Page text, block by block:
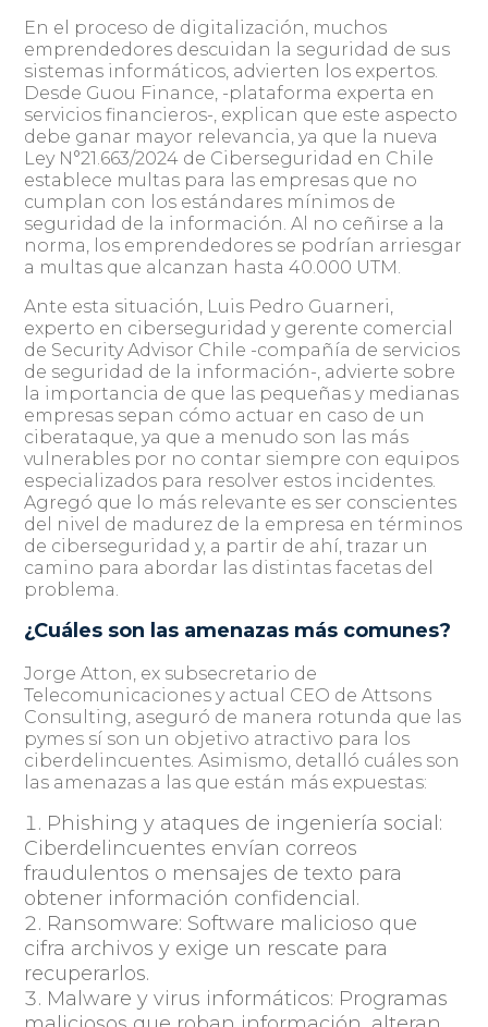
En el proceso de digitalización, muchos
emprendedores descuidan la seguridad de sus
sistemas informáticos, advierten los expertos.
Desde Guou Finance, -plataforma experta en
servicios financieros-, explican que este aspecto
debe ganar mayor relevancia, ya que la nueva
Ley N°21.663/2024 de Ciberseguridad en Chile
establece multas para las empresas que no
cumplan con los estándares mínimos de
seguridad de la información. Al no ceñirse a la
norma, los emprendedores se podrían arriesgar
a multas que alcanzan hasta 40.000 UTM.
Ante esta situación, Luis Pedro Guarneri,
experto en ciberseguridad y gerente comercial
de Security Advisor Chile -compañía de servicios
de seguridad de la información-, advierte sobre
la importancia de que las pequeñas y medianas
empresas sepan cómo actuar en caso de un
ciberataque, ya que a menudo son las más
vulnerables por no contar siempre con equipos
especializados para resolver estos incidentes.
Agregó que lo más relevante es ser conscientes
del nivel de madurez de la empresa en términos
de ciberseguridad y, a partir de ahí, trazar un
camino para abordar las distintas facetas del
problema.
¿Cuáles son las amenazas más comunes?
Jorge Atton, ex subsecretario de
Telecomunicaciones y actual CEO de Attsons
Consulting, aseguró de manera rotunda que las
pymes sí son un objetivo atractivo para los
ciberdelincuentes. Asimismo, detalló cuáles son
las amenazas a las que están más expuestas:
Phishing y ataques de ingeniería social :
Ciberdelincuentes envían correos
fraudulentos o mensajes de texto para
obtener información confidencial.
Ransomware: Software malicioso que
cifra archivos y exige un rescate para
recuperarlos.
Malware y virus informáticos: Programas